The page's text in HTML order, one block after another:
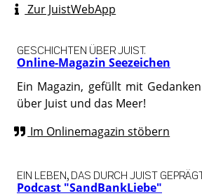
Zur JuistWebApp
Online-Magazin Seezeichen
GESCHICHTEN ÜBER JUIST.
Ein Magazin, gefüllt mit
über Juist und das Meer!
Im Onlinemagazin stöbern
Podcast "SandBankLiebe"
EIN LEBEN, DAS DURCH JUIST